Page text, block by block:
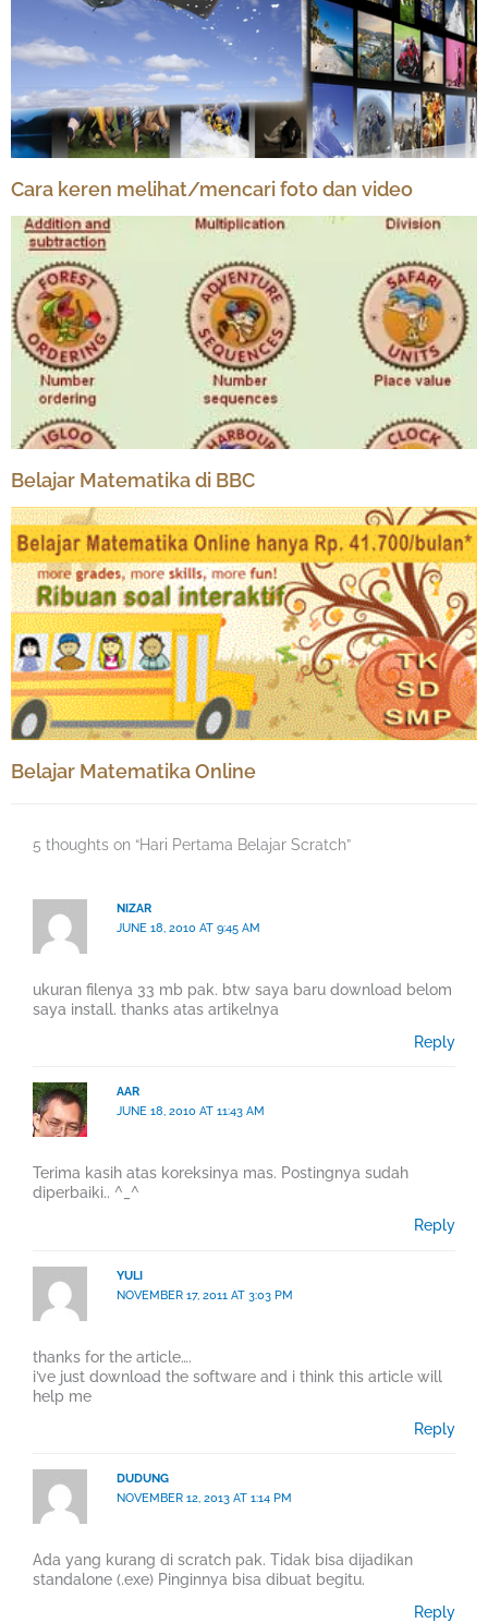
Cara keren melihat/mencari foto dan video
Belajar Matematika di BBC
Belajar Matematika Online
5 thoughts on “Hari Pertama Belajar Scratch”
NIZAR
JUNE 18, 2010 AT 9:45 AM
ukuran filenya 33 mb pak. btw saya baru download belom
saya install. thanks atas artikelnya
Reply
AAR
JUNE 18, 2010 AT 11:43 AM
Terima kasih atas koreksinya mas. Postingnya sudah
diperbaiki.. ^_^
Reply
YULI
NOVEMBER 17, 2011 AT 3:03 PM
thanks for the article….
i’ve just download the software and i think this article will
help me
Reply
DUDUNG
NOVEMBER 12, 2013 AT 1:14 PM
Ada yang kurang di scratch pak. Tidak bisa dijadikan
standalone (.exe) Pinginnya bisa dibuat begitu.
Reply